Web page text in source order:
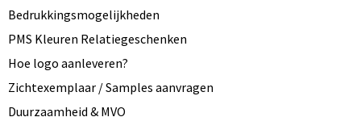
Bedrukkingsmogelijkheden
PMS Kleuren Relatiegeschenken
Hoe logo aanleveren?
Zichtexemplaar / Samples aanvragen
Duurzaamheid & MVO